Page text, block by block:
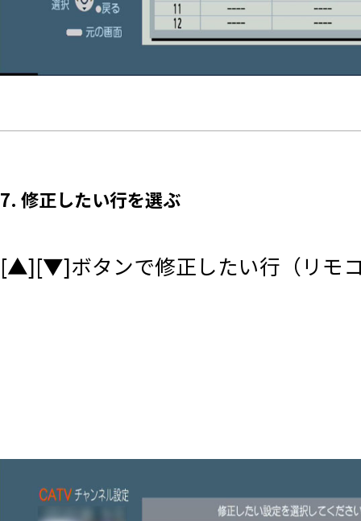
7. 修正したい行を選ぶ
[▲][▼]ボタンで修正したい行（リモ